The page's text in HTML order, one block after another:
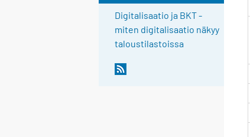
Digitalisaatio ja BKT -
miten digitalisaatio näkyy
taloustilastoissa